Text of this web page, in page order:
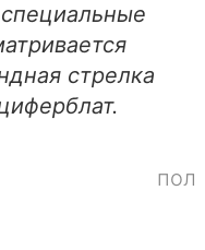
стрелка
пол